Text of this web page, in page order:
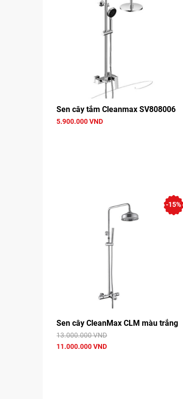
Sen cây tắm Cleanmax SV808006
5.900.000 VND
Sen cây CleanMax CLM màu trắng
13.000.000 VND
11.000.000 VND
-15%